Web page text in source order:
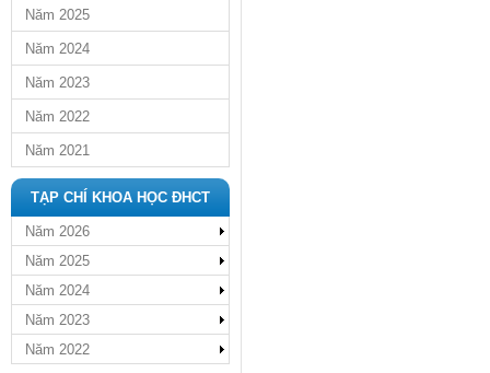
Năm 2025
Năm 2024
Năm 2023
Năm 2022
Năm 2021
TẠP CHÍ KHOA HỌC ĐHCT
Năm 2026
Năm 2025
Năm 2024
Năm 2023
Năm 2022